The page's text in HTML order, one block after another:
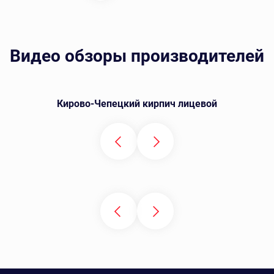
Видео обзоры производителей
Кирово-Чепецкий кирпич лицевой